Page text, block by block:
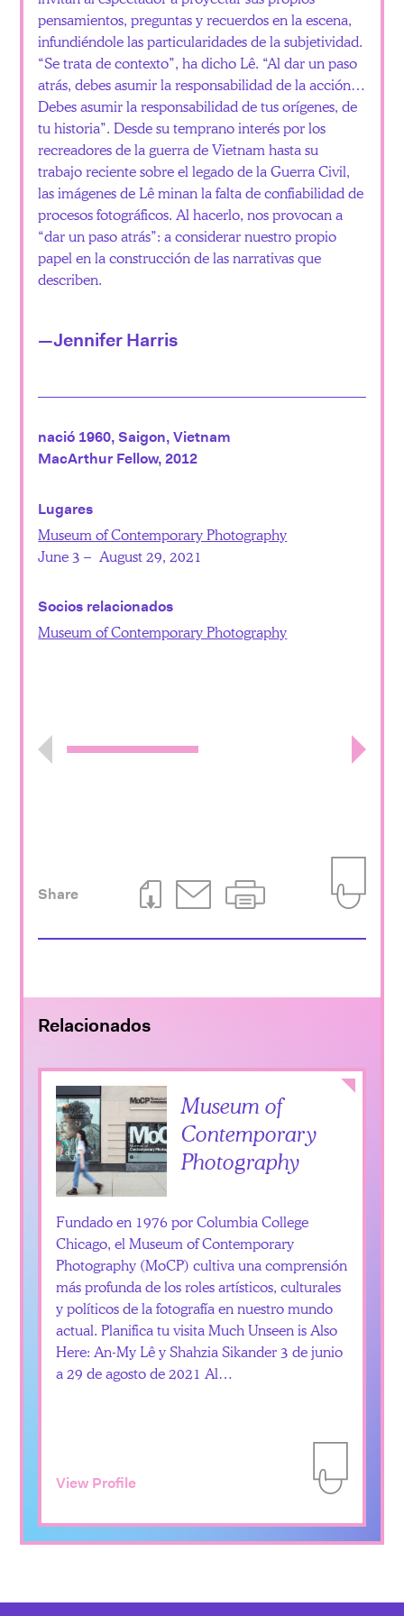
pensamientos, preguntas y recuerdos en la escena,
infundiéndole las particularidades de la subjetividad.
“Se trata de contexto”, ha dicho Lê. “Al dar un paso
atrás, debes asumir la responsabilidad de la acción…
Debes asumir la responsabilidad de tus orígenes, de
tu historia”. Desde su temprano interés por los
recreadores de la guerra de Vietnam hasta su
trabajo reciente sobre el legado de la Guerra Civil,
las imágenes de Lê minan la falta de confiabilidad de
procesos fotográficos. Al hacerlo, nos provocan a
“dar un paso atrás”: a considerar nuestro propio
papel en la construcción de las narrativas que
describen.
—Jennifer Harris
nació 1960, Saigon, Vietnam
MacArthur Fellow, 2012
Lugares
Museum of Contemporary Photography
June 3 – August 29, 2021
Socios relacionados
Museum of Contemporary Photography
Previous
Share
Relacionados
Collapse
Museum of
Contemporary
Photography
Fundado en 1976 por Columbia College
Chicago, el Museum of Contemporary
Photography (MoCP) cultiva una comprensión
más profunda de los roles artísticos, culturales
y políticos de la fotografía en nuestro mundo
actual. Planifica tu visita Much Unseen is Also
Here: An-My Lê y Shahzia Sikander 3 de junio
a 29 de agosto de 2021 Al…
View Profile